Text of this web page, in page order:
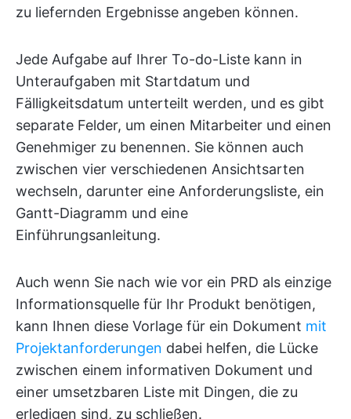
zu liefernden Ergebnisse angeben können.
Jede Aufgabe auf Ihrer To-do-Liste kann in
Unteraufgaben mit Startdatum und
Fälligkeitsdatum unterteilt werden, und es gibt
separate Felder, um einen Mitarbeiter und einen
Genehmiger zu benennen. Sie können auch
zwischen vier verschiedenen Ansichtsarten
wechseln, darunter eine Anforderungsliste, ein
Gantt-Diagramm und eine
Einführungsanleitung.
Auch wenn Sie nach wie vor ein PRD als einzige
Informationsquelle für Ihr Produkt benötigen,
kann Ihnen diese Vorlage für ein Dokument mit
Projektanforderungen dabei helfen, die Lücke
zwischen einem informativen Dokument und
einer umsetzbaren Liste mit Dingen, die zu
erledigen sind, zu schließen.